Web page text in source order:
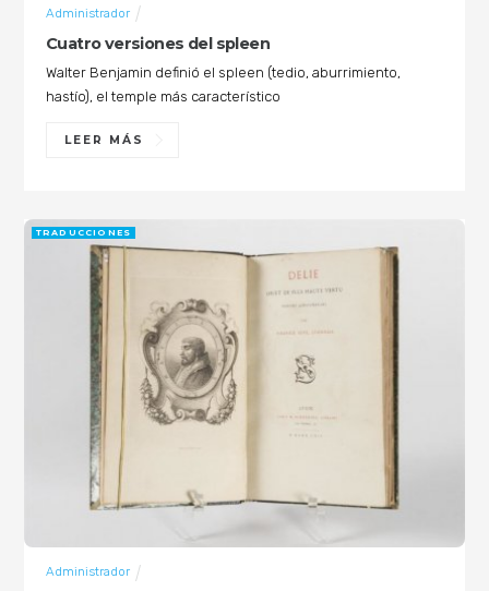
Cuatro versiones del spleen
Administrador
Walter Benjamin definió el spleen (tedio, aburrimiento,
hastío), el temple más característico
LEER MÁS
Administrador
TRADUCCIONES